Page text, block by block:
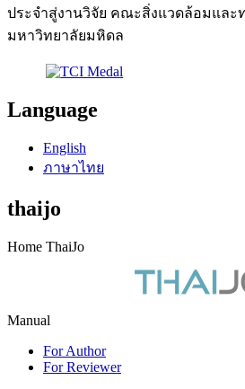
ประจำสู่งานวิจัย คณะสิ่งแวดล้อมและ
มหาวิทยาลัยมหิดล
Language
English
ภาษาไทย
thaijo
Home ThaiJo
Manual
For Author
For Reviewer